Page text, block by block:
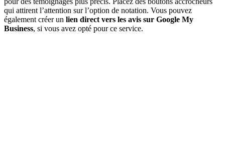
qui attirent l’attention sur l’option de notation. Vous pouvez
également créer un lien direct vers les avis sur Google My
Business, si vous avez opté pour ce service.